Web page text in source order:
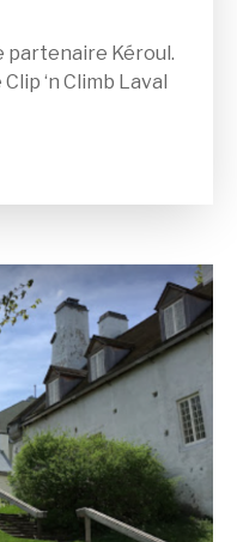
partenaire Kéroul.
‘n Climb Laval